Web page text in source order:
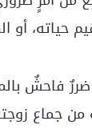
حياته، أو
فاحشٌ
من جماع